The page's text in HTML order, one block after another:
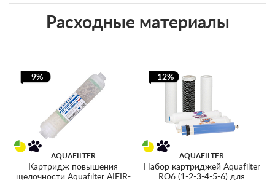
Расходные материалы
-9%
AQUAFILTER
Картридж повышения
щелочности Aquafilter AIFIR-
-12%
AQUAFILTER
Набор картриджей Aquafilter
RO6 (1-2-3-4-5-6) для